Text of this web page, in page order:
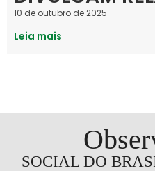
10 de outubro de 2025
Leia mais
SOCIAL DO